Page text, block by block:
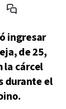
ingresar
de 25,
la cárcel
durante el